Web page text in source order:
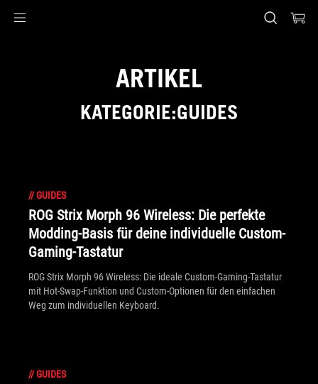
ARTIKEL
KATEGORIE:GUIDES
//GUIDES
ROG Strix Morph 96 Wireless: Die perfekte
Modding-Basis für deine individuelle Custom-
Gaming-Tastatur
ROG Strix Morph 96 Wireless: Die ideale Custom-Gaming-Tastatur
mit Hot-Swap-Funktion und Custom-Optionen für den einfachen
Weg zum individuellen Keyboard.
//GUIDES